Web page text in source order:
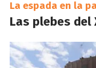
La espada en la
Las plebes del